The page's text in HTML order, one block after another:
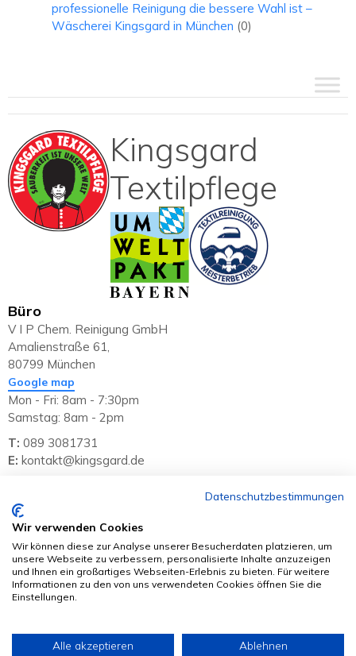
professionelle Reinigung die bessere Wahl ist –
Wäscherei Kingsgard in München (0)
Kingsgard
Textilpflege
Büro
V I P Chem. Reinigung GmbH
Amalienstraße 61,
80799 München
Google map
Mon - Fri: 8am - 7:30pm
Samstag: 8am - 2pm
T: 089 3081731
E: kontakt@kingsgard.de
Whatsapp
+49 1517 3060268
auch für Bestellungen
Kontakt
Datenschutz
Datenschutzbestimmungen
Wir verwenden Cookies
Wir können diese zur Analyse unserer Besucherdaten platzieren, um
unsere Webseite zu verbessern, personalisierte Inhalte anzuzeigen
und Ihnen ein großartiges Webseiten-Erlebnis zu bieten. Für weitere
Informationen zu den von uns verwendeten Cookies öffnen Sie die
Einstellungen.
Alle akzeptieren Ablehnen